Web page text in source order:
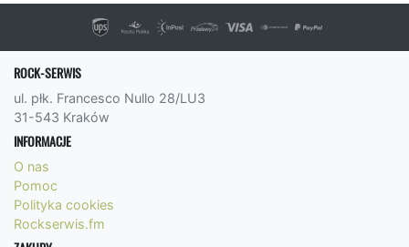
ROCK-SERWIS
ul. płk. Francesco Nullo 28/LU3
31-543 Kraków
INFORMACJE
O nas
Pomoc
Polityka cookies
Rockserwis.fm